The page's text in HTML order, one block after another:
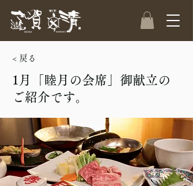
< 戻る
1月「睦月の会席」御献立の
ご紹介です。